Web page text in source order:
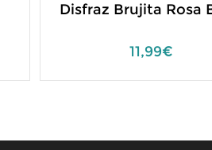
Disfraz Brujita Rosa
11,99€